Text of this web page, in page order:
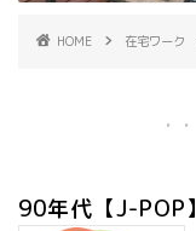
HOME 在宅ワーク
90年代【J-POP